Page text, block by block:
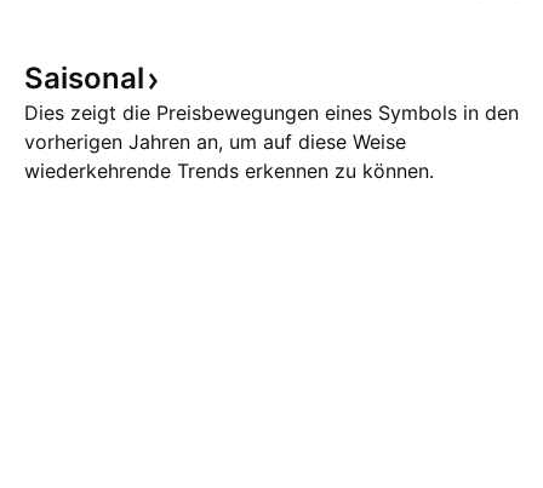
Saisonal
Dies zeigt die Preisbewegungen eines Symbols in den
vorherigen Jahren an, um auf diese Weise
wiederkehrende Trends erkennen zu können.